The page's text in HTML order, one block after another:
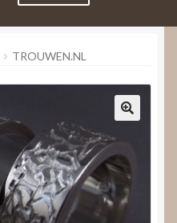
TROUWEN.NL